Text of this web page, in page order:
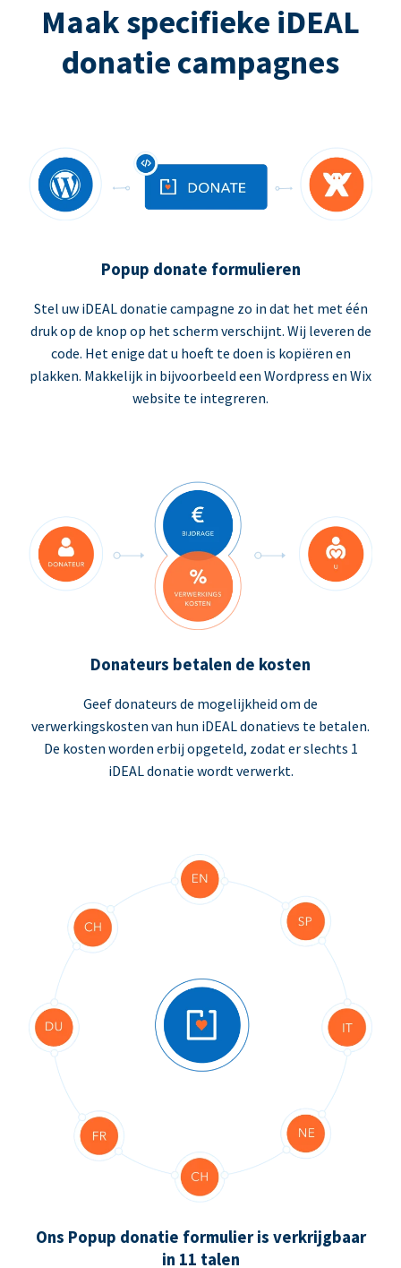
Maak specifieke iDEAL
donatie campagnes
Popup donate formulieren
Stel uw iDEAL donatie campagne zo in dat het met één
druk op de knop op het scherm verschijnt. Wij leveren de
code. Het enige dat u hoeft te doen is kopiëren en
plakken. Makkelijk in bijvoorbeeld een Wordpress en Wix
website te integreren.
Donateurs betalen de kosten
Geef donateurs de mogelijkheid om de
verwerkingskosten van hun iDEAL donatievs te betalen.
De kosten worden erbij opgeteld, zodat er slechts 1
iDEAL donatie wordt verwerkt.
Ons Popup donatie formulier is verkrijgbaar
in 11 talen